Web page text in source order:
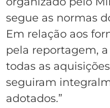
segue as normas
Em relação aos
pela reportagem,
todas as
seguiram
adotados.”